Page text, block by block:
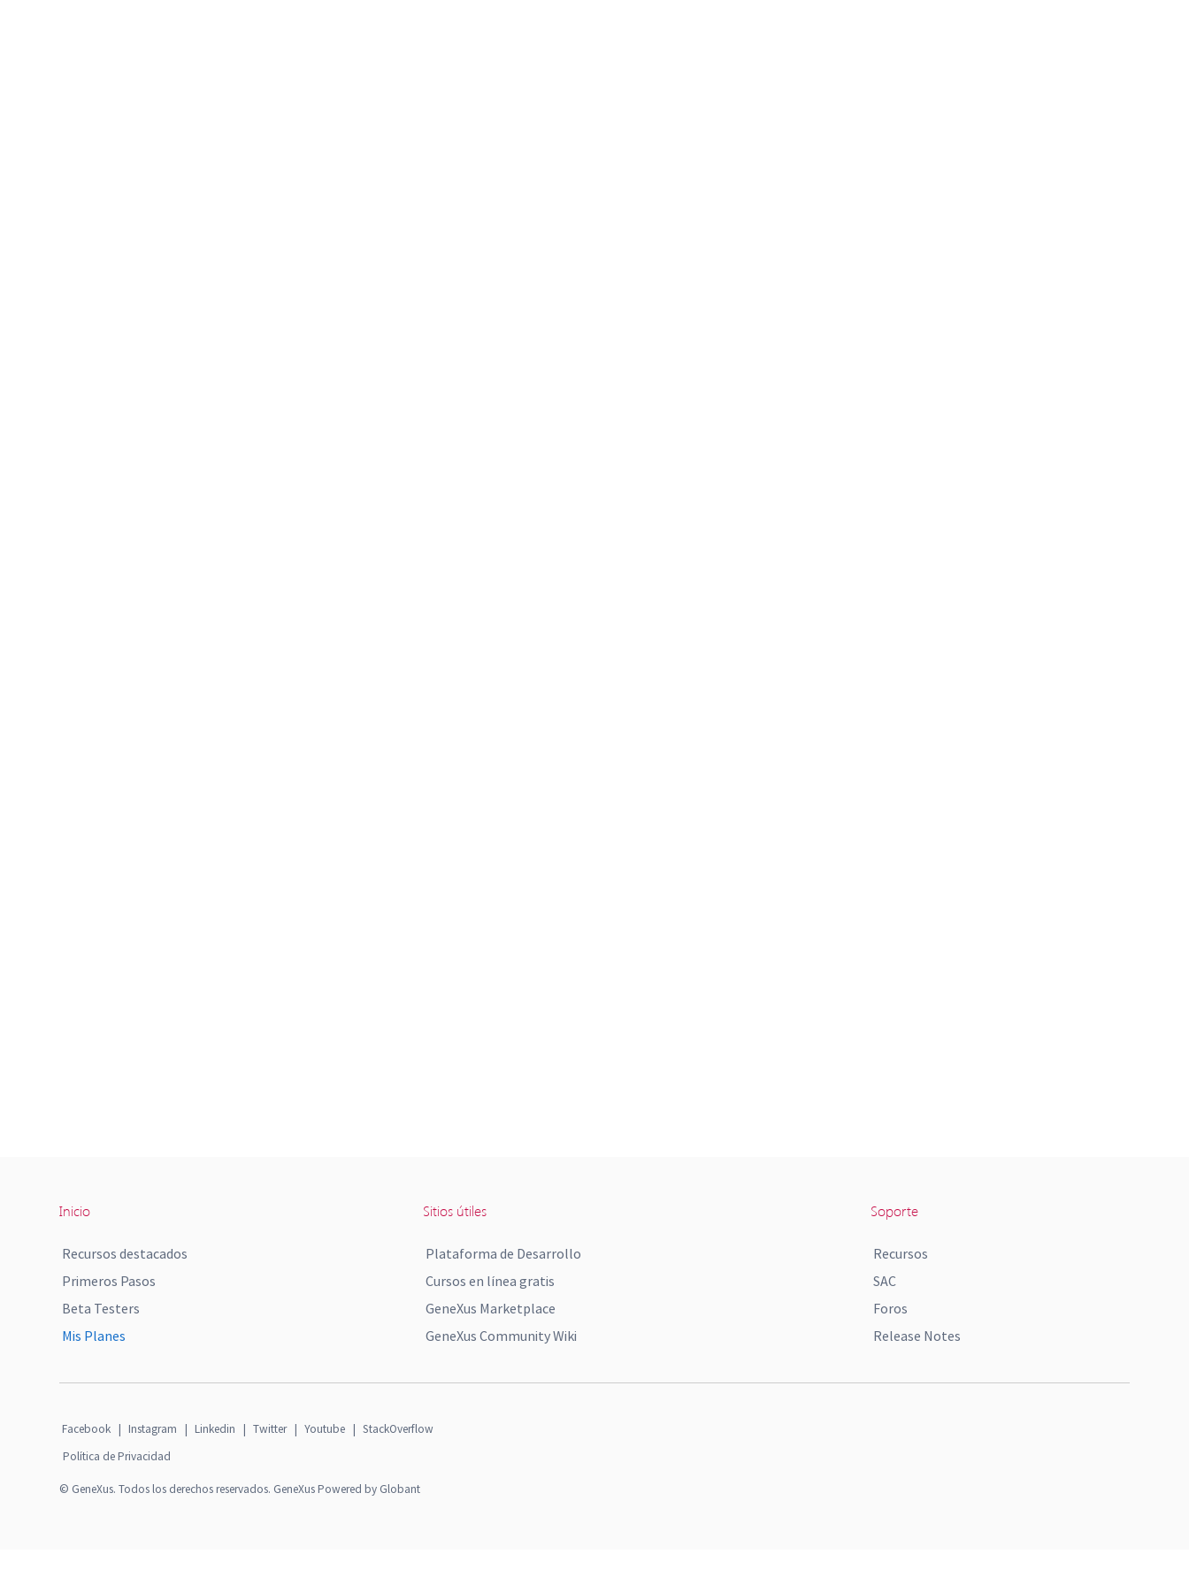
Inicio
Recursos destacados
Primeros Pasos
Beta Testers
Mis Planes
Sitios útiles
Plataforma de Desarrollo
Cursos en línea gratis
GeneXus Marketplace
GeneXus Community Wiki
Soporte
Recursos
SAC
Foros
Release Notes
Facebook | Instagram | Linkedin | Twitter | Youtube | StackOverflow
Política de Privacidad
© GeneXus. Todos los derechos reservados. GeneXus Powered by Globant